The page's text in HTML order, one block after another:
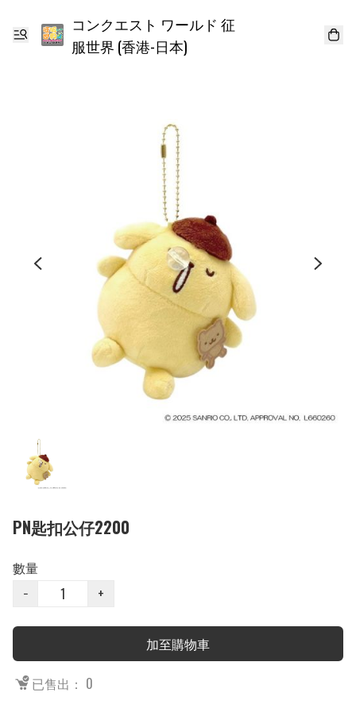
コンクエスト ワールド 征
服世界 (香港-日本)
PN匙扣公仔2200
數量
−
+
加至購物車
已售出： 0